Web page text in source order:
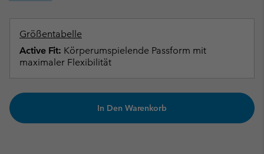
Größentabelle
Active Fit: Körperumspielende Passform mit
maximaler Flexibilität
In Den Warenkorb